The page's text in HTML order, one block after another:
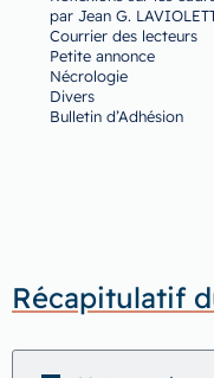
par Jean G.
Courrier des lecteurs
Petite annonce
Nécrologie
Divers
Bulletin d’Adhésion
Récapitulatif